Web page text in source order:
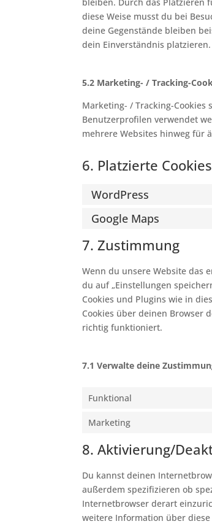
diese Weise musst du bei
deine Gegenstände bleiben
dein Einverständnis platzieren.
5.2 Marketing- / Tracking-
Marketing- / Tracking-Cookies
Benutzerprofilen verwendet
mehrere Websites hinweg für
6. Platzierte Cookies
WordPress
Google Maps
7. Zustimmung
Wenn du unsere Website das
du auf „Einstellungen
Cookies und Plugins wie in
Cookies über deinen Browser
richtig funktioniert.
7.1 Verwalte deine
Funktional
Marketing
8. Aktivierung/
Du kannst deinen
außerdem spezifizieren ob
Internetbrowser derart
weitere Information über